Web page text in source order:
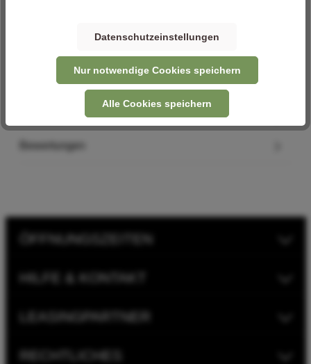
System: Classic+, BOSCH E-bike System 2
Displaykompatibilität: Intuvia Kompatibilität: Performance…
Bewertungen
ÖFFNUNGSZEITEN
HILFE & KONTAKT
LEASINGPARTNER
RECHTLICHES
Datenschutzeinstellungen
Nur notwendige Cookies speichern
Alle Cookies speichern